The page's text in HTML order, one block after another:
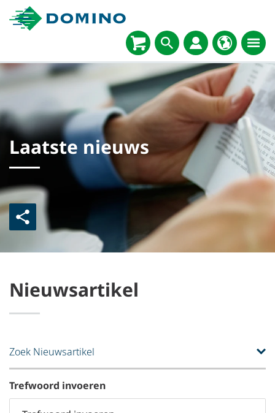
Laatste nieuws
Nieuwsartikel
Zoek Nieuwsartikel
Trefwoord invoeren